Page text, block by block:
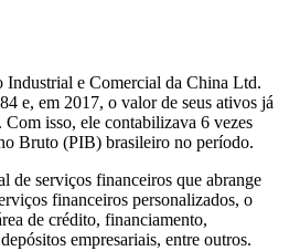
Industrial e Comercial da China Ltd.
e, em 2017, o valor de seus ativos já
Com isso, ele contabilizava 6 vezes
Bruto (PIB) brasileiro no período.
de serviços financeiros que abrange
financeiros personalizados, o
de crédito, financiamento,
empresariais, entre outros.